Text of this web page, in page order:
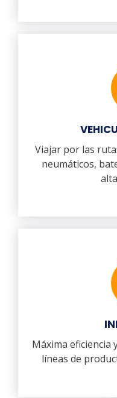
Viajar por las
neumáticos,
Máxima eficiencia
líneas de